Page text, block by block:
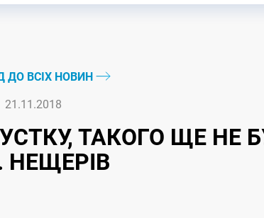
ДО ВСІХ НОВИН
21.11.2018
ТАКОГО ЩЕ НЕ
НЕЩЕРІВ